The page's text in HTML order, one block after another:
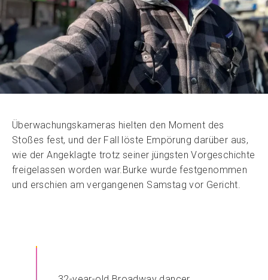
Überwachungskameras hielten den Moment des
Stoßes fest, und der Fall löste Empörung darüber aus,
wie der Angeklagte trotz seiner jüngsten Vorgeschichte
freigelassen worden war.Burke wurde festgenommen
und erschien am vergangenen Samstag vor Gericht.